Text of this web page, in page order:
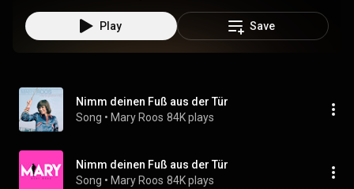
Play Save
Nimm deinen Fuß aus der Tür
Song • Mary Roos 84K plays
Nimm deinen Fuß aus der Tür
Song • Mary Roos 84K plays